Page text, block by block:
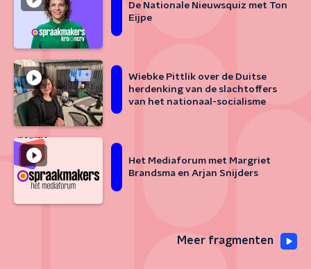
De Nationale Nieuwsquiz met Ton
Eijpe
Wiebke Pittlik over de Duitse
herdenking van de slachtoffers
van het nationaal-socialisme
Het Mediaforum met Margriet
Brandsma en Arjan Snijders
Meer fragmenten